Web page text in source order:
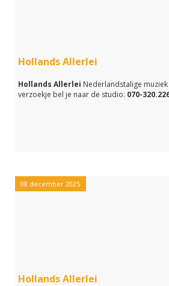
Hollands Allerlei
Hollands Allerlei Nederlandstalige
verzoekje bel je naar de studio: 070-
08 december 2025
Hollands Allerlei